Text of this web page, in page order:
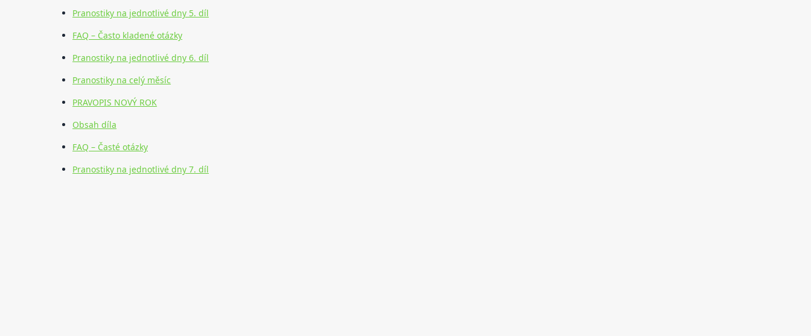
Pranostiky na jednotlivé dny 5. díl
FAQ – Často kladené otázky
Pranostiky na jednotlivé dny 6. díl
Pranostiky na celý měsíc
PRAVOPIS NOVÝ ROK
Obsah díla
FAQ – Časté otázky
Pranostiky na jednotlivé dny 7. díl